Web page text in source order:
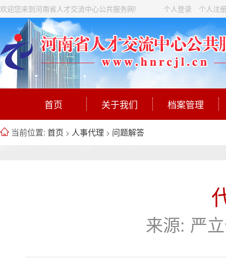
欢迎您来到河南省人才交流中心公共服务网! 个人登录 个人注
首页 关于我们 档案管理
当前位置: 首页 > 人事代理 > 问题解答
来源: 严